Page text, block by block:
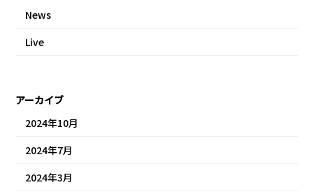
News
Live
アーカイブ
2024年10月
2024年7月
2024年3月